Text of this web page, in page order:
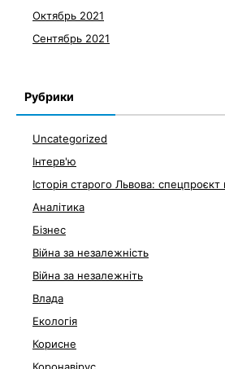
Октябрь 2021
Сентябрь 2021
Рубрики
Uncategorized
Інтерв'ю
Історія старого Львова: спецпроєкт
Аналітика
Бізнес
Війна за незалежність
Війна за незалежніть
Влада
Екологія
Корисне